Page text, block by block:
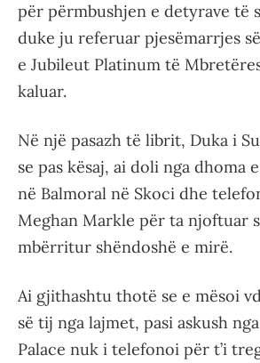
për përmbushjen e detyrave të
duke ju referuar pjesëmarrjes
e Jubileut Platinum të
kaluar.
Në një pasazh të librit, Duka i
se pas kësaj, ai doli nga dhoma
në Balmoral në Skoci dhe
Meghan Markle për ta njoftuar
mbërritur shëndoshë e mirë.
Ai gjithashtu thotë se e mësoi
së tij nga lajmet, pasi askush
Palace nuk i telefonoi për t’i